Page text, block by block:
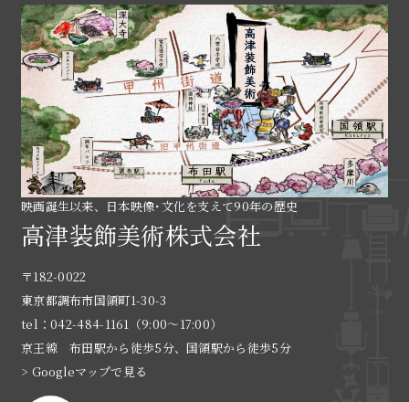
映画誕生以来、日本映像･文化を支えて90年の歴史
高津装飾美術株式会社
〒182-0022
東京都調布市国領町1-30-3
tel：042-484-1161（9:00〜17:00）
京王線 布田駅から徒歩5分、国領駅から徒歩5分
> Googleマップで見る